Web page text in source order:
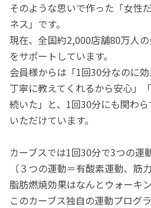
そのような思いで作った「女性
ネス」です。
現在、全国約2,000店舗80万人
をサポートしています。
会員様からは「1回30分なのに
丁寧に教えてくれるから安心」
続いた」と、1回30分にも関わ
いただけています。
カーブスでは1回30分で3つの運
（３つの運動＝有酸素運動、筋
脂肪燃焼効果はなんとウォーキ
このカーブス独自の運動プログ